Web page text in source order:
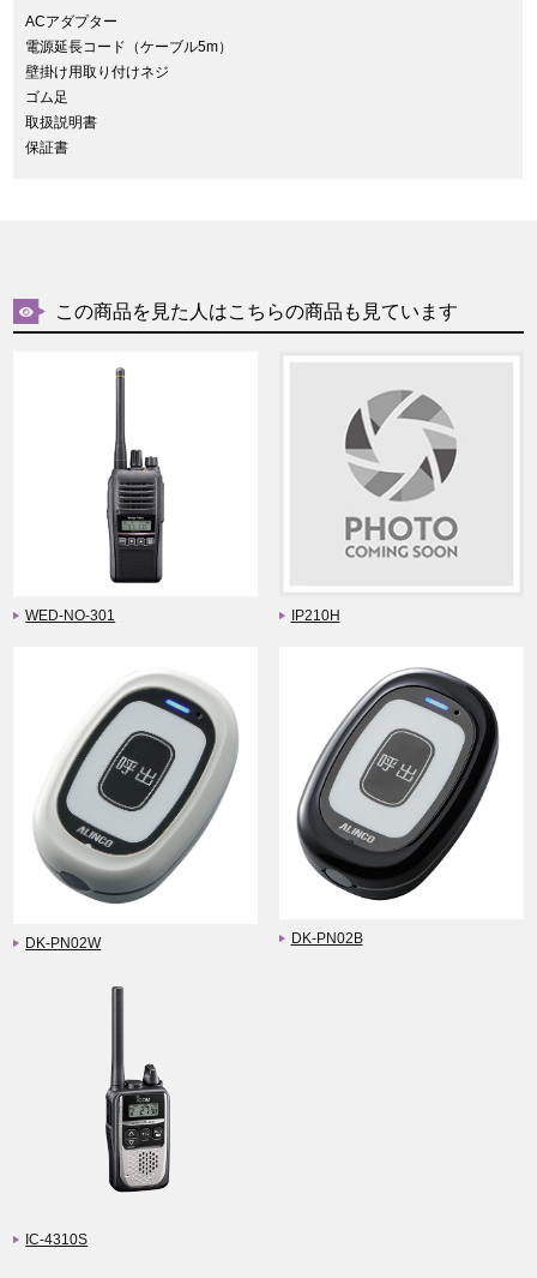
ACアダプター
電源延長コード（ケーブル5m）
壁掛け用取り付けネジ
ゴム足
取扱説明書
保証書
この商品を見た人はこちらの商品も見ています
WED-NO-301 IP210H
DK-PN02W DK-PN02B
IC-4310S